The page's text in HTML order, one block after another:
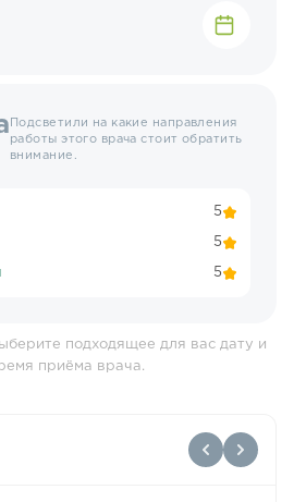
Подсветили на какие направления
работы этого врача стоит обратить
внимание.
5
5
5
подходящее для вас дату и
приёма врача.